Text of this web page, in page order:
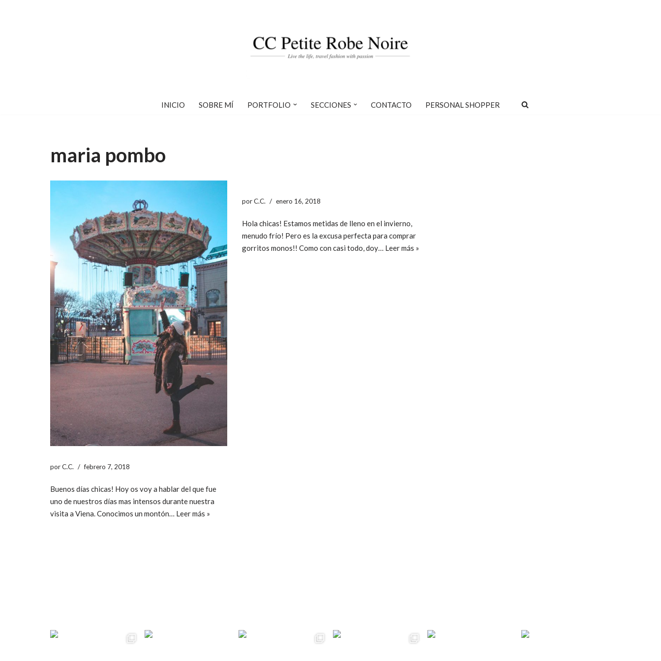
INICIO SOBRE MÍ PORTFOLIO SECCIONES CONTACTO PERSONAL SHOPPER
maria pombo
porC.C. febrero 7, 2018
Buenos días chicas! Hoy os voy a hablar del que fue
uno de nuestros días mas intensos durante nuestra
visita a Viena. Conocimos un montón… Leer más »
porC.C. enero 16, 2018
Hola chicas! Estamos metidas de lleno en el invierno,
menudo frío! Pero es la excusa perfecta para comprar
gorritos monos!! Como con casi todo, doy… Leer más »